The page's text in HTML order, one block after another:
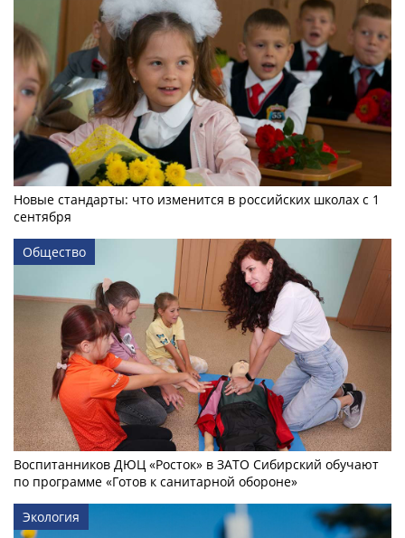
Новые стандарты: что изменится в российских школах с 1
сентября
Общество
Воспитанников ДЮЦ «Росток» в ЗАТО Сибирский обучают
по программе «Готов к санитарной обороне»
Экология